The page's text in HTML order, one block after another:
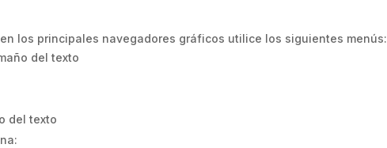
los principales navegadores gráficos utilice los siguientes menús:
del texto
del texto